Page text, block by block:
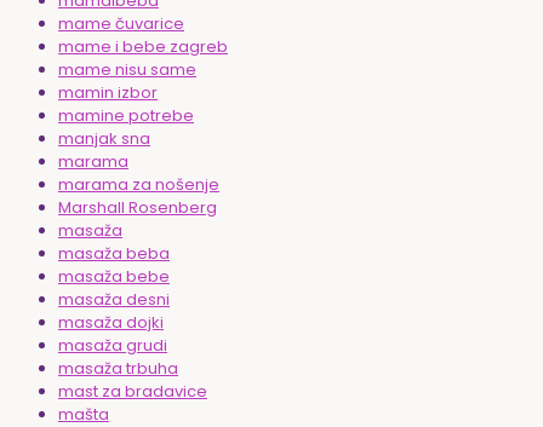
mame čuvarice
mame i bebe zagreb
mame nisu same
mamin izbor
mamine potrebe
manjak sna
marama
marama za nošenje
Marshall Rosenberg
masaža
masaža beba
masaža bebe
masaža desni
masaža dojki
masaža grudi
masaža trbuha
mast za bradavice
mašta